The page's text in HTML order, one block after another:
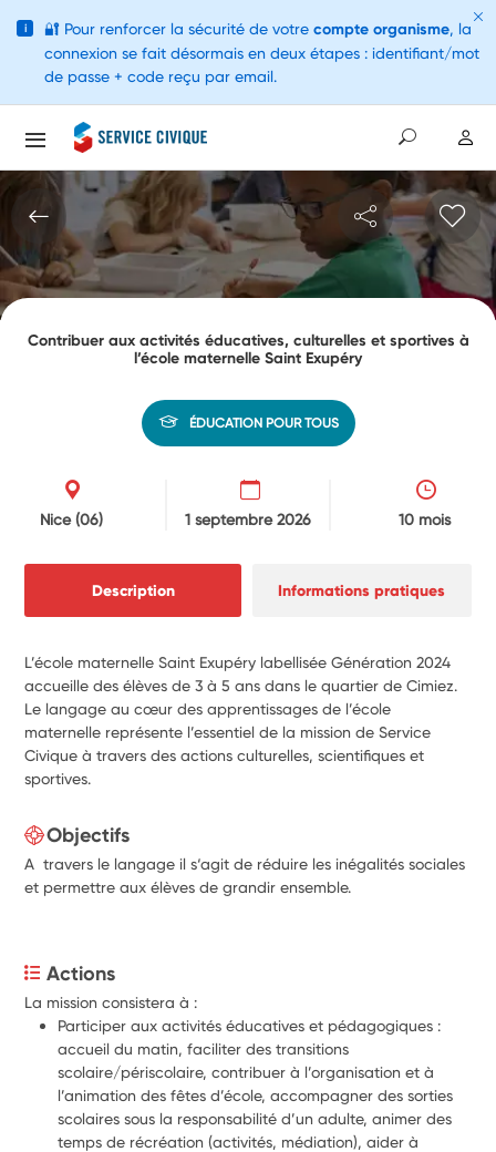
Contribuer aux activités éducatives, culturelles et sportives à
l’école maternelle Saint Exupéry
ÉDUCATION POUR TOUS
Nice(06) 1 septembre 2026 10 mois
Description Informations pratiques
L’école maternelle Saint Exupéry labellisée Génération 2024
accueille des élèves de 3 à 5 ans dans le quartier de Cimiez.
Le langage au cœur des apprentissages de l’école
maternelle représente l’essentiel de la mission de Service
Civique à travers des actions culturelles, scientifiques et
sportives.
Objectifs
A travers le langage il s‘agit de réduire les inégalités sociales
et permettre aux élèves de grandir ensemble.
Actions
La mission consistera à :
Participer aux activités éducatives et pédagogiques :
accueil du matin, faciliter des transitions
scolaire/périscolaire, contribuer à l’organisation et à
l’animation des fêtes d’école, accompagner des sorties
scolaires sous la responsabilité d’un adulte, animer des
temps de récréation (activités, médiation), aider à
i 🔐 Pour renforcer la sécurité de votre compte organisme, la
connexion se fait désormais en deux étapes : identifiant/mot
de passe + code reçu par email.